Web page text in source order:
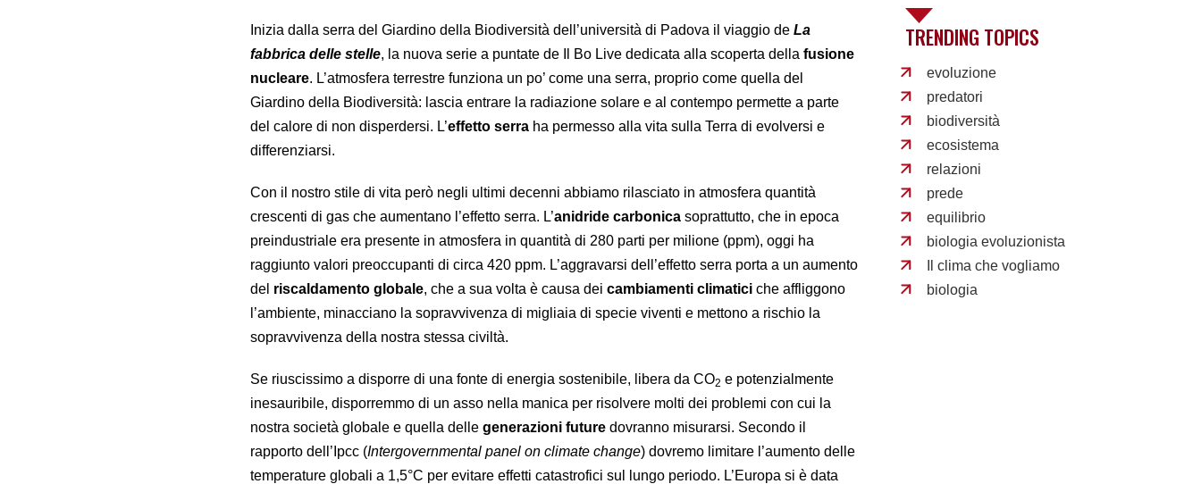
Inizia dalla serra del Giardino della Biodiversità dell’università di Padova il viaggio de La
fabbrica delle stelle, la nuova serie a puntate de Il Bo Live dedicata alla scoperta della fusione
nucleare. L’atmosfera terrestre funziona un po’ come una serra, proprio come quella del
Giardino della Biodiversità: lascia entrare la radiazione solare e al contempo permette a parte
del calore di non disperdersi. L’effetto serra ha permesso alla vita sulla Terra di evolversi e
differenziarsi.
Con il nostro stile di vita però negli ultimi decenni abbiamo rilasciato in atmosfera quantità
crescenti di gas che aumentano l’effetto serra. L’anidride carbonica soprattutto, che in epoca
preindustriale era presente in atmosfera in quantità di 280 parti per milione (ppm), oggi ha
raggiunto valori preoccupanti di circa 420 ppm. L’aggravarsi dell’effetto serra porta a un aumento
del riscaldamento globale, che a sua volta è causa dei cambiamenti climatici che affliggono
l’ambiente, minacciano la sopravvivenza di migliaia di specie viventi e mettono a rischio la
sopravvivenza della nostra stessa civiltà.
Se riuscissimo a disporre di una fonte di energia sostenibile, libera da CO2 e potenzialmente
inesauribile, disporremmo di un asso nella manica per risolvere molti dei problemi con cui la
nostra società globale e quella delle generazioni future dovranno misurarsi. Secondo il
rapporto dell’Ipcc (Intergovernmental panel on climate change) dovremo limitare l’aumento delle
temperature globali a 1,5°C per evitare effetti catastrofici sul lungo periodo. L’Europa si è data
TRENDING TOPICS
evoluzione
predatori
biodiversità
ecosistema
relazioni
prede
equilibrio
biologia evoluzionista
Il clima che vogliamo
biologia